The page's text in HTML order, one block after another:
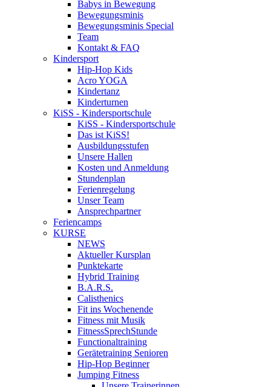
Babys in Bewegung
Bewegungsminis
Bewegungsminis Special
Team
Kontakt & FAQ
Kindersport
Hip-Hop Kids
Acro YOGA
Kindertanz
Kinderturnen
KiSS - Kindersportschule
KiSS - Kindersportschule
Das ist KiSS!
Ausbildungsstufen
Unsere Hallen
Kosten und Anmeldung
Stundenplan
Ferienregelung
Unser Team
Ansprechpartner
Feriencamps
KURSE
NEWS
Aktueller Kursplan
Punktekarte
Hybrid Training
B.A.R.S.
Calisthenics
Fit ins Wochenende
Fitness mit Musik
FitnessSprechStunde
Functionaltraining
Gerätetraining Senioren
Hip-Hop Beginner
Jumping Fitness